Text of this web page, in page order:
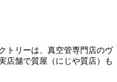
トリーは、真空管専門店のヴ
店舗で質屋（にじや質店）も